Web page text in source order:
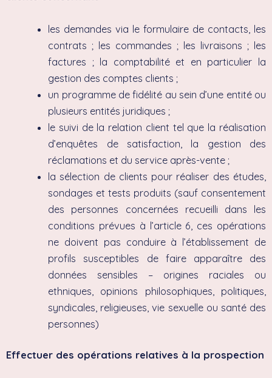
les demandes via le formulaire de contacts, les
contrats ; les commandes ; les livraisons ; les
factures ; la comptabilité et en particulier la
gestion des comptes clients ;
un programme de fidélité au sein d’une entité ou
plusieurs entités juridiques ;
le suivi de la relation client tel que la réalisation
d’enquêtes de satisfaction, la gestion des
réclamations et du service après-vente ;
la sélection de clients pour réaliser des études,
sondages et tests produits (sauf consentement
des personnes concernées recueilli dans les
conditions prévues à l’article 6, ces opérations
ne doivent pas conduire à l’établissement de
profils susceptibles de faire apparaître des
données sensibles – origines raciales ou
ethniques, opinions philosophiques, politiques,
syndicales, religieuses, vie sexuelle ou santé des
personnes)
Effectuer des opérations relatives à la prospection